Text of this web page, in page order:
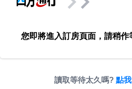
您即將進入訂房頁面，請稍作
讀取等待太久嗎? 點我